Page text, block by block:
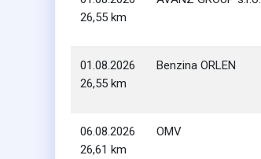
26,55 km
01.08.2026
26,55 km
Benzina ORLEN
06.08.2026
26,61 km
OMV